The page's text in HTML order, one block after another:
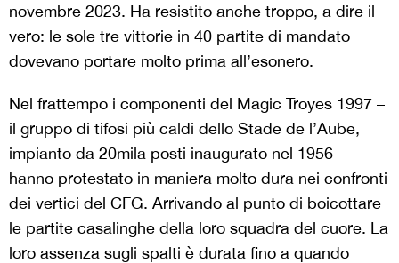
novembre 2023. Ha resistito anche troppo, a dire il
vero: le sole tre vittorie in 40 partite di mandato
dovevano portare molto prima all’esonero.
Nel frattempo i componenti del Magic Troyes 1997 –
il gruppo di tifosi più caldi dello Stade de l’Aube,
impianto da 20mila posti inaugurato nel 1956 –
hanno protestato in maniera molto dura nei confronti
dei vertici del CFG. Arrivando al punto di boicottare
le partite casalinghe della loro squadra del cuore. La
loro assenza sugli spalti è durata fino a quando